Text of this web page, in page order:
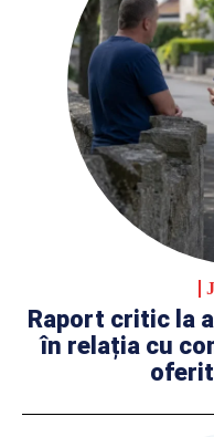
Raport critic la
în relația cu